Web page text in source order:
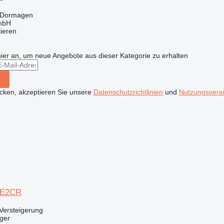
an, um neue Angebote aus dieser Kategorie zu erhalten
akzeptieren Sie unsere Datenschutzrichtlinien und